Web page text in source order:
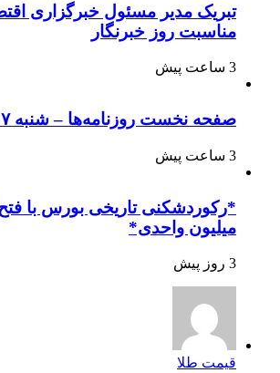
تبریک مدیر مسئول خبرگزاری
مناسبت روز خبرنگار
3 ساعت پیش
صفحه نخست روزنامه‌ها – شنبه ۱۷ مرداد
3 ساعت پیش
میلیون واحدی*
3 روز پیش
قیمت طلا